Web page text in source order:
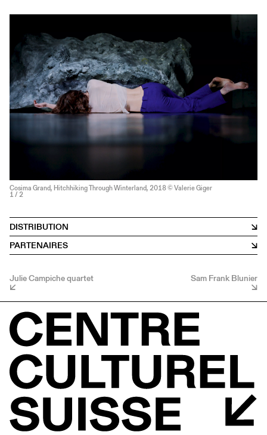
Cosima Grand, Hitchhiking Through Winterland, 2018 © Valerie Giger
1 / 2
DISTRIBUTION
PARTENAIRES
Julie Campiche quartet Sam Frank Blunier